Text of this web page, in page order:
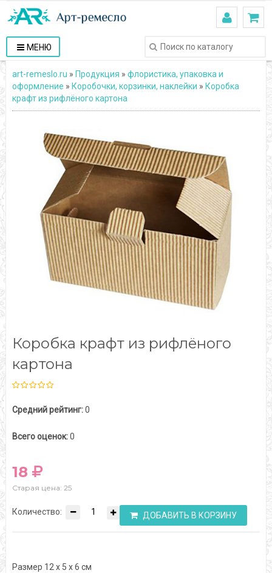
МЕНЮ
art-remeslo.ru » Продукция » флористика, упаковка и
оформление » Коробочки, корзинки, наклейки » Коробка
крафт из рифлёного картона
Коробка крафт из рифлёного
картона
Средний рейтинг:0
Всего оценок:0
18
Старая цена: 25
Количество: ДОБАВИТЬ В КОРЗИНУ
Размер 12 х 5 х 6 см